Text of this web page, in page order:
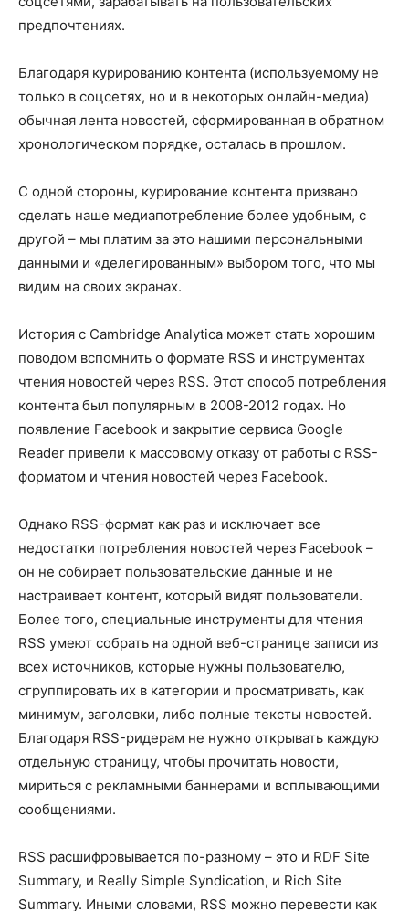
предпочтениях.
Благодаря курированию контента (используемому не
только в соцсетях, но и в некоторых онлайн-медиа)
обычная лента новостей, сформированная в обратном
хронологическом порядке, осталась в прошлом.
С одной стороны, курирование контента призвано
сделать наше медиапотребление более удобным, с
другой – мы платим за это нашими персональными
данными и «делегированным» выбором того, что мы
видим на своих экранах.
История с Cambridge Analytica может стать хорошим
поводом вспомнить о формате RSS и инструментах
чтения новостей через RSS. Этот способ потребления
контента был популярным в 2008-2012 годах. Но
появление Facebook и закрытие сервиса Google
Reader привели к массовому отказу от работы с RSS-
форматом и чтения новостей через Facebook.
Однако RSS-формат как раз и исключает все
недостатки потребления новостей через Facebook –
он не собирает пользовательские данные и не
настраивает контент, который видят пользователи.
Более того, специальные инструменты для чтения
RSS умеют собрать на одной веб-странице записи из
всех источников, которые нужны пользователю,
сгруппировать их в категории и просматривать, как
минимум, заголовки, либо полные тексты новостей.
Благодаря RSS-ридерам не нужно открывать каждую
отдельную страницу, чтобы прочитать новости,
мириться с рекламными баннерами и всплывающими
сообщениями.
RSS расшифровывается по-разному – это и RDF Site
Summary, и Really Simple Syndication, и Rich Site
Summary. Иными словами, RSS можно перевести как